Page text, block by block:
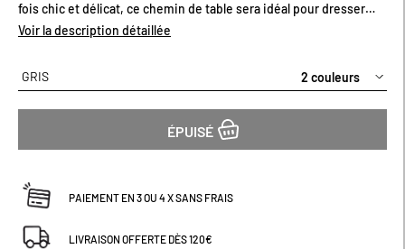
fois chic et délicat, ce chemin de table sera idéal pour dresser
une belle table. Existe plusieurs coloris. Dimensions (cm) : H150 x
Voir la description détaillée
GRIS 2 couleurs
ÉPUISÉ
PAIEMENT EN 3 OU 4 X SANS FRAIS
LIVRAISON OFFERTE DÈS 120€